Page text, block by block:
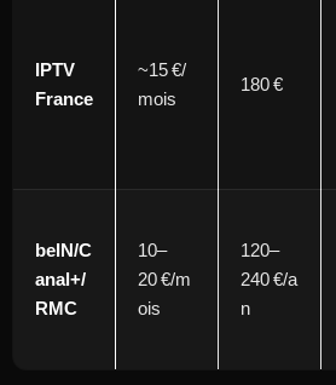
IPTV
France
~15 €/
mois
180 €
beIN/C
anal+/
RMC
10–
20 €/m
ois
120–
240 €/a
n